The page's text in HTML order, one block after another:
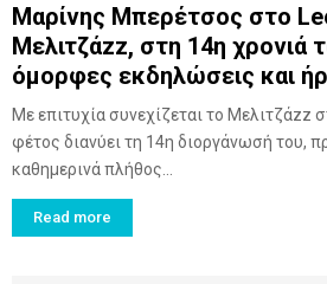
Μαρίνης Μπερέτσος στο
Μελιτζάzz, στη 14η χρονιά
όμορφες εκδηλώσεις και
Με επιτυχία συνεχίζεται το Μελιτζάzz
φέτος διανύει τη 14η διοργάνωσή του,
καθημερινά πλήθος...
Read more